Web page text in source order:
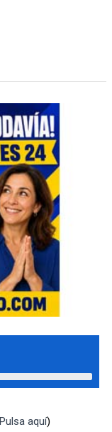
Pulsa aquí)